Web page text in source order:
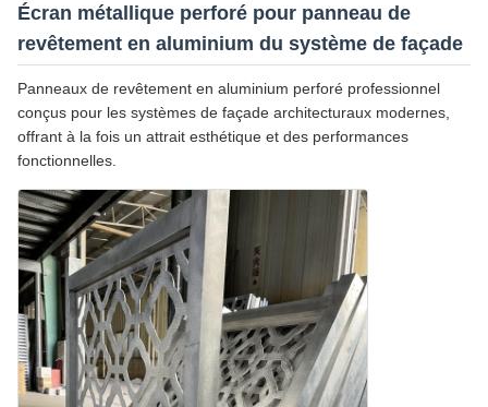
Écran métallique perforé pour panneau de
revêtement en aluminium du système de façade
Panneaux de revêtement en aluminium perforé professionnel
conçus pour les systèmes de façade architecturaux modernes,
offrant à la fois un attrait esthétique et des performances
fonctionnelles.